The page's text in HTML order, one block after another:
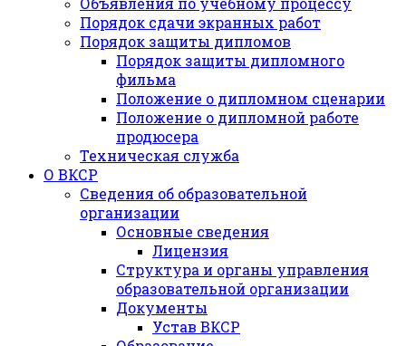
Порядок сдачи экранных работ
Порядок защиты дипломов
Порядок защиты дипломного
фильма
Положение о дипломном сценарии
Положение о дипломной работе
продюсера
Техническая служба
О ВКСР
Сведения об образовательной
организации
Основные сведения
Лицензия
Структура и органы управления
образовательной организации
Документы
Устав ВКСР